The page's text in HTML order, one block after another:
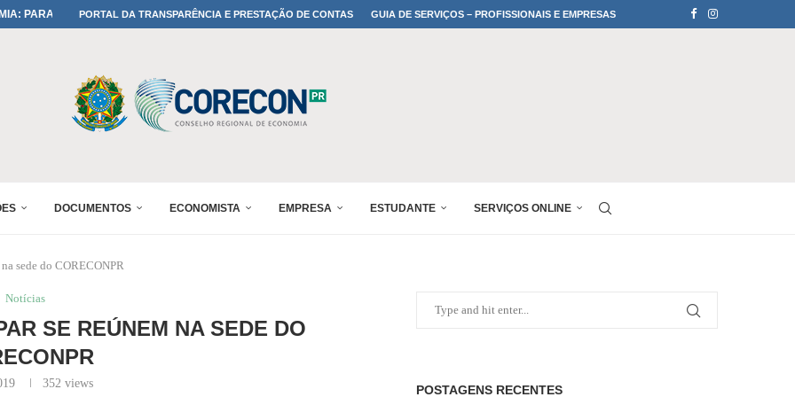
PARANÁ DEFINE SUAS...
PORTAL DA TRANSPARÊNCIA E PRESTAÇÃO DE CONTAS GUIA DE SERVIÇOS – PROFISSIONAIS E EMPRESAS
DOCUMENTOS ECONOMISTA EMPRESA ESTUDANTE SERVIÇOS ONLINE
sede do CORECONPR
Notícias
SE REÚNEM NA SEDE DO
352views POSTAGENS RECENTES